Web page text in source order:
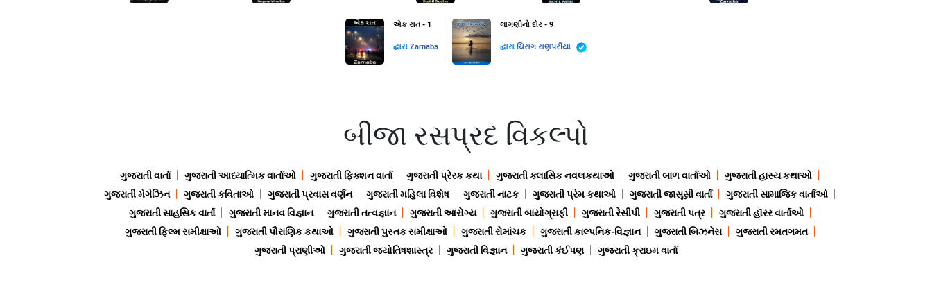
એક રાત - 1
દ્વારા Zarnaba
લાગણીનો દોર - 9
દ્વારા ચિરાગ રાણપરીયા
બીજા રસપ્રદ વિકલ્પો
ગુજરાતી વાર્તા ગુજરાતી આધ્યાત્મિક વાર્તાઓ ગુજરાતી ફિક્શન વાર્તા ગુજરાતી પ્રેરક કથા ગુજરાતી ક્લાસિક નવલકથાઓ ગુજરાતી બાળ વાર્તાઓ
ગુજરાતી હાસ્ય કથાઓ
ગુજરાતી મેગેઝિન
ગુજરાતી કવિતાઓ ગુજરાતી પ્રવાસ વર્ણન ગુજરાતી મહિલા વિશેષ ગુજરાતી નાટક ગુજરાતી પ્રેમ કથાઓ ગુજરાતી જાસૂસી વાર્તા
ગુજરાતી સામાજિક વાર્તાઓ
ગુજરાતી સાહસિક વાર્તા
ગુજરાતી માનવ વિજ્ઞાન ગુજરાતી તત્વજ્ઞાન ગુજરાતી આરોગ્ય ગુજરાતી બાયોગ્રાફી ગુજરાતી રેસીપી ગુજરાતી પત્ર
ગુજરાતી હૉરર વાર્તાઓ
ગુજરાતી ફિલ્મ સમીક્ષાઓ
ગુજરાતી પૌરાણિક કથાઓ ગુજરાતી પુસ્તક સમીક્ષાઓ ગુજરાતી રોમાંચક ગુજરાતી કાલ્પનિક-વિજ્ઞાન ગુજરાતી બિઝનેસ
ગુજરાતી રમતગમત
ગુજરાતી પ્રાણીઓ
ગુજરાતી જ્યોતિષશાસ્ત્ર ગુજરાતી વિજ્ઞાન ગુજરાતી કંઈપણ ગુજરાતી ક્રાઇમ વાર્તા